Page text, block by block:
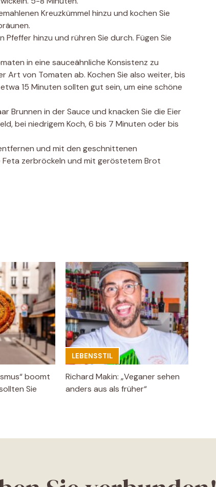
Kreuzkümmel hinzu und kochen Sie
hinzu und rühren Sie durch. Fügen Sie
in eine sauceähnliche Konsistenz zu
Art von Tomaten ab. Kochen Sie also weiter, bis
15 Minuten sollten gut sein, um eine schöne
Brunnen in der Sauce und knacken Sie die Eier
bei niedrigem Koch, 6 bis 7 Minuten oder bis
und mit den geschnittenen
Feta zerbröckeln und mit geröstetem Brot
boomt
Sie
LEBENSSTIL
Richard Makin: „Veganer sehen
anders aus als früher“